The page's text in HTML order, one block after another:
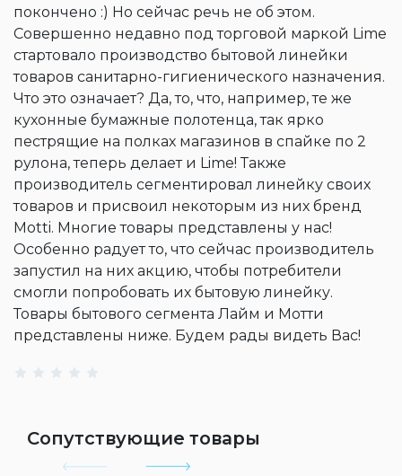
покончено :) Но сейчас речь не об этом.
Совершенно недавно под торговой маркой Lime
стартовало производство бытовой линейки
товаров санитарно-гигиенического назначения.
Что это означает? Да, то, что, например, те же
кухонные бумажные полотенца, так ярко
пестрящие на полках магазинов в спайке по 2
рулона, теперь делает и Lime! Также
производитель сегментировал линейку своих
товаров и присвоил некоторым из них бренд
Motti. Многие товары представлены у нас!
Особенно радует то, что сейчас производитель
запустил на них акцию, чтобы потребители
смогли попробовать их бытовую линейку.
Товары бытового сегмента Лайм и Мотти
представлены ниже. Будем рады видеть Вас!
Сопутствующие товары